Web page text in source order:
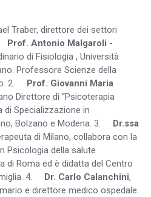
Traber, direttore dei settori
Prof. Antonio Malgaroli -
di Fisiologia , Università
Professore Scienze della
2. Prof. Giovanni Maria
Direttore di “Psicoterapia
di Specializzazione in
Bolzano e Modena. 3. Dr.ssa
di Milano, collabora con la
Psicologia della salute
di Roma ed è didatta del Centro
4. Dr. Carlo Calanchini,
e direttore medico ospedale